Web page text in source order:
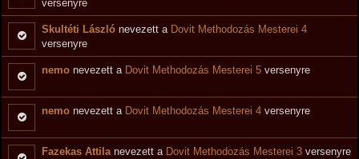
versenyre
Skultéti László nevezett a Dovit Methodozás Mesterei 4
versenyre
nemo nevezett a Dovit Methodozás Mesterei 5 versenyre
nemo nevezett a Dovit Methodozás Mesterei 4 versenyre
Fazekas Attilanevezett a Dovit Methodozás Mesterei 3 versenyre